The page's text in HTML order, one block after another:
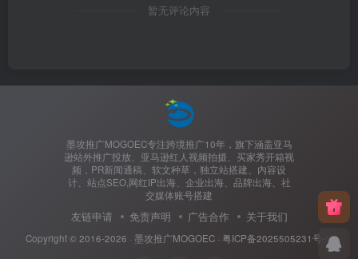
暂无评论内容
墨攻推广MOGOEC专注跨境推广10年，旗下涵盖亚马
逊站外推广投放、亚马逊红人视频拍摄、买家秀开箱视
频，PR新闻通稿、软文种草，独立站搭建、内容设
计、站点SEO,网红IP出海、企业出海、品牌出海、社
交媒体账号搭建
友链申请 免责声明 广告合作 关于我们
Copyright © 2016-2026 · 墨攻推广MOGOEC· 粤ICP备2025505231号-1.